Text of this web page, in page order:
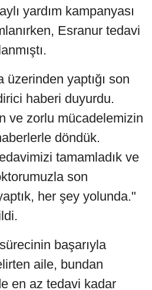
yardım kampanyası
Esranur tedavi
yaptığı son
haberi duyurdu.
ve zorlu mücadelemizin
döndük.
tamamladık ve
son
her şey yolunda."
başarıyla
aile, bundan
en az tedavi kadar